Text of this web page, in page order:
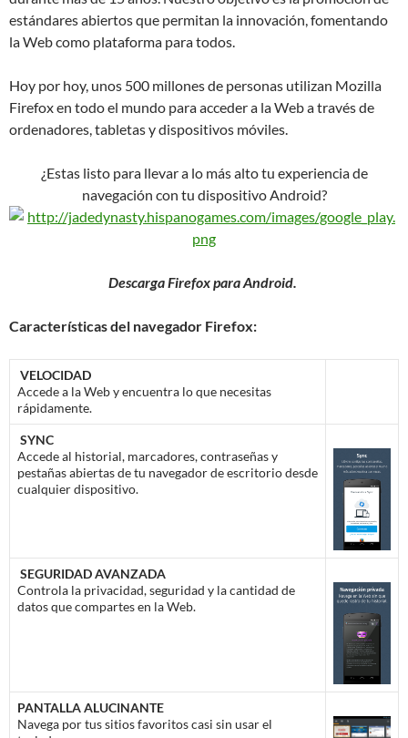
estándares abiertos que permitan la innovación, fomentando
la Web como plataforma para todos.
Hoy por hoy, unos 500 millones de personas utilizan Mozilla
Firefox en todo el mundo para acceder a la Web a través de
ordenadores, tabletas y dispositivos móviles.
¿Estas listo para llevar a lo más alto tu experiencia de
navegación con tu dispositivo Android?
Descarga Firefox para Android.
Características del navegador Firefox:
VELOCIDAD
Accede a la Web y encuentra lo que necesitas
rápidamente.
SYNC
Accede al historial, marcadores, contraseñas y
pestañas abiertas de tu navegador de escritorio desde
cualquier dispositivo.
SEGURIDAD AVANZADA
Controla la privacidad, seguridad y la cantidad de
datos que compartes en la Web.
PANTALLA ALUCINANTE
Navega por tus sitios favoritos casi sin usar el